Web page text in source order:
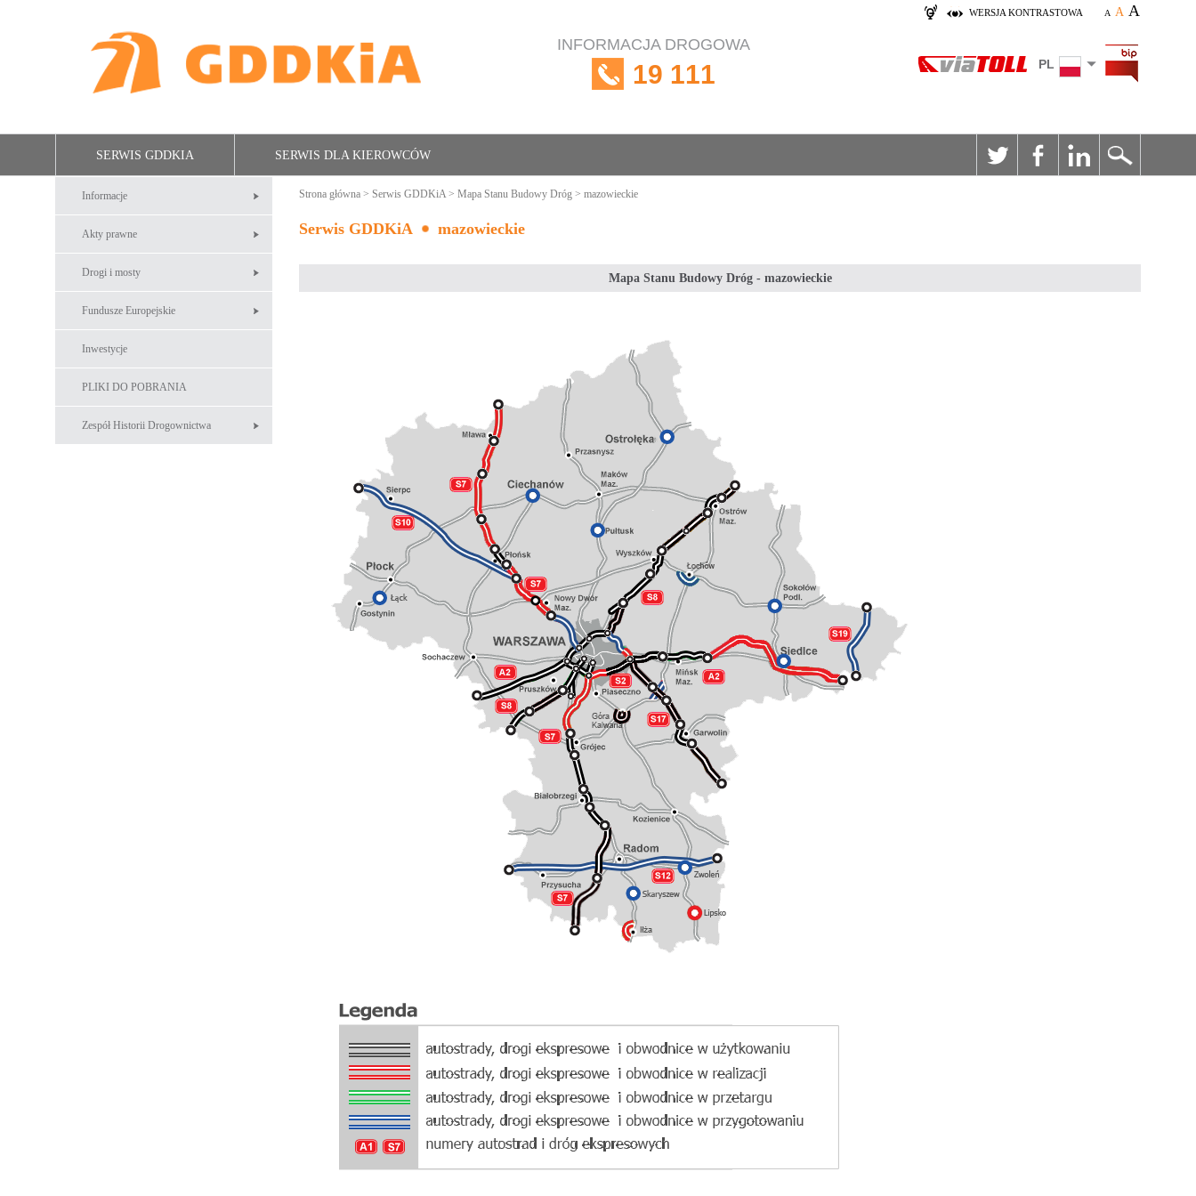
WERSJA KONTRASTOWA A A A
INFORMACJA DROGOWA
19 111 PL
SERWIS GDDKIA SERWIS DLA KIEROWCÓW
Informacje
Akty prawne
Drogi i mosty
Fundusze Europejskie
Inwestycje
PLIKI DO POBRANIA
Zespół Historii Drogownictwa
Strona główna > Serwis GDDKiA> Mapa Stanu Budowy Dróg > mazowieckie
Serwis GDDKiA mazowieckie
Mapa Stanu Budowy Dróg - mazowieckie